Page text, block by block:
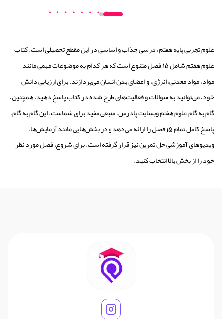
علوم تجربی پایه هفتم، درسی جذاب و اساسی در این مقطع تحصیلی است. کتاب
علوم هفتم شامل 15 فصل متنوع است که هر کدام به موضوعات مهمی مانند
مواد، مواد معدنی، انرژی، و اعضای بدن انسان می‌پردازند. برای ارزیابی دانش
خود، می‌توانید به سوالات و فعالیت‌های طرح شده در کتاب پاسخ دهید. همچنین،
گام به گام علوم هفتم وبسایت پادرس، منبعی مفید برای شماست. این گام به گام،
پاسخ کامل تمام 15 فصل را ارائه می‌دهد و در بخش‌هایی مانند آزمایش‌ها،
ویدیوهای آموزشی حل تمرین نیز قرار گرفته است. برای شروع، فصل مورد نظر
خود را از بخش بالا انتخاب کنید.